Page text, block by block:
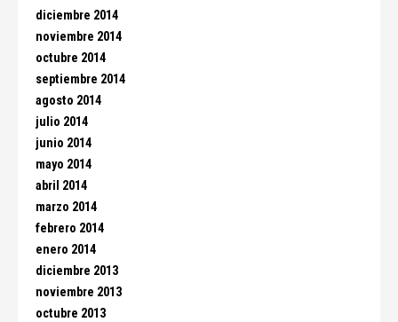
diciembre 2014
noviembre 2014
octubre 2014
septiembre 2014
agosto 2014
julio 2014
junio 2014
mayo 2014
abril 2014
marzo 2014
febrero 2014
enero 2014
diciembre 2013
noviembre 2013
octubre 2013